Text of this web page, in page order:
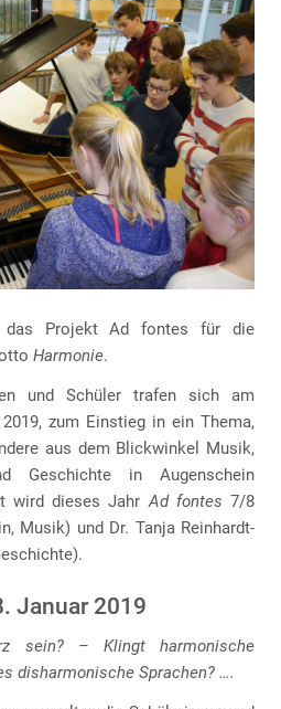
das Projekt Ad fontes für die
Harmonie.
und Schüler trafen sich am
zum Einstieg in ein Thema,
aus dem Blickwinkel Musik,
Geschichte in Augenschein
wird dieses JahrAd fontes 7/8
Musik) und Dr. Tanja Reinhardt-
Januar 2019
sein? – Klingt harmonische
disharmonische Sprachen? ….